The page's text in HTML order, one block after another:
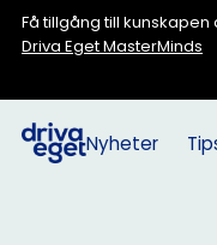
Få tillgång till
Driva Eget MasterMinds
Nyheter